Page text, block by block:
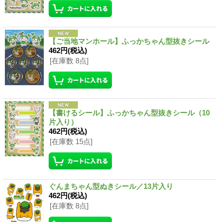
【ご当地マンホール】ふっかちゃん型抜きシール
462円(税込)
[在庫数 8点]
【書けるシール】ふっかちゃん型抜きシール（10
片入り）
462円(税込)
[在庫数 15点]
ぐんまちゃん型ぬきシール／13片入り
462円(税込)
[在庫数 8点]